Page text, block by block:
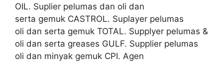
OIL. Suplier pelumas dan oli dan
serta gemuk CASTROL. Suplayer pelumas
oli dan serta gemuk TOTAL. Supplyer pelumas &
oli dan serta greases GULF. Supplier pelumas
oli dan minyak gemuk CPI. Agen